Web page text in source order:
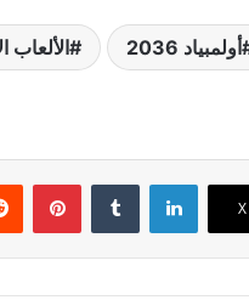
أولمبياد 2036 الألعاب
‫X
لينكدإن بينتيريست